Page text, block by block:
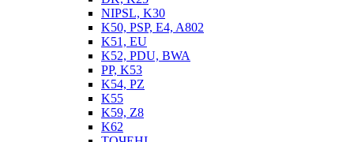
ТОСОЛ, АНТИФРИЗ
NIPSL, K30
K50, PSP, E4, A802
K51, EU
K52, PDU, BWA
PP, K53
K54, PZ
K55
K59, Z8
K62